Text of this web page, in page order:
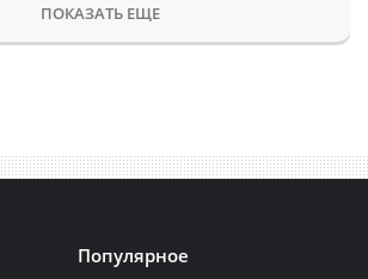
ПОКАЗАТЬ ЕЩЕ
Популярное